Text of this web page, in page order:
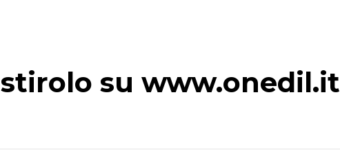
su www.onedil.it